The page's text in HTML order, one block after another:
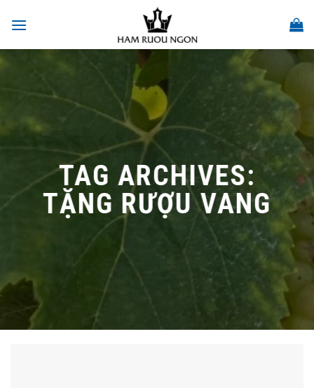
TAG ARCHIVES:
TẶNG RƯỢU VANG